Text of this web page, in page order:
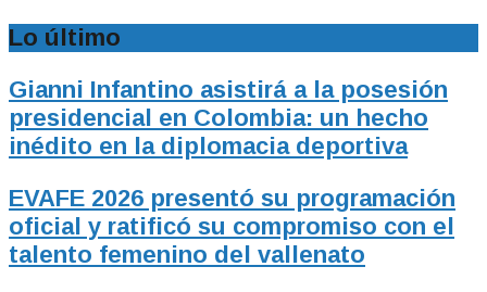
Lo último
Gianni Infantino asistirá a la posesión
presidencial en Colombia: un hecho
inédito en la diplomacia deportiva
EVAFE 2026 presentó su programación
oficial y ratificó su compromiso con el
talento femenino del vallenato